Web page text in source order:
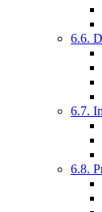
6.6.
6.7.
6.8.